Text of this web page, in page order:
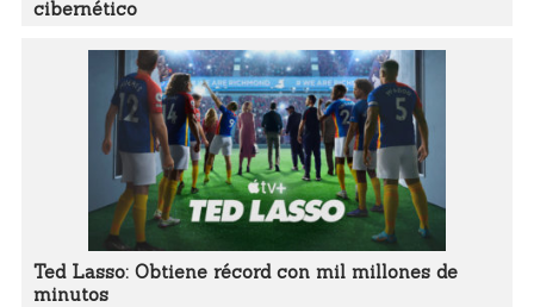
cibernético
Ted Lasso: Obtiene récord con mil millones de
minutos